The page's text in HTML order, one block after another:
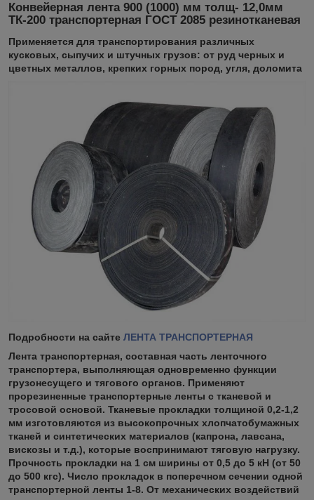
Конвейерная лента 900 (1000) мм толщ- 12,0мм
ТК-200 транспортерная ГОСТ 2085 резинотканевая
Применяется для транспортирования различных
кусковых, сыпучих и штучных грузов: от руд черных и
цветных металлов, крепких горных пород, угля, доломита
Подробности на сайте ЛЕНТА ТРАНСПОРТЕРНАЯ
Лента транспортерная, составная часть ленточного
транспортера, выполняющая одновременно функции
грузонесущего и тягового органов. Применяют
прорезиненные транспортерные ленты с тканевой и
тросовой основой. Тканевые прокладки толщиной 0,2-1,2
мм изготовляются из высокопрочных хлопчатобумажных
тканей и синтетических материалов (капрона, лавсана,
вискозы и т.д.), которые воспринимают тяговую нагрузку.
Прочность прокладки на 1 см ширины от 0,5 до 5 кН (от 50
до 500 кгс). Число прокладок в поперечном сечении одной
транспортерной ленты 1-8. От механических воздействий